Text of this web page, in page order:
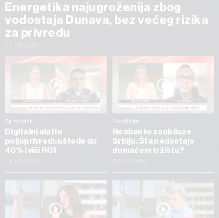
Energetika najugroženija zbog
vodostaja Dunava, bez većeg rizika
za privredu
Spotlight
Digitalni alati u
poljoprivredi: uštede do
40% i viši ROI
Spotlight
Neobanke zaobilaze
Srbiju: Šta nedostaje
domaćem tržištu?